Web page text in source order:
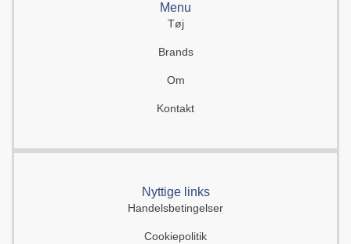
Menu
Tøj
Brands
Om
Kontakt
Nyttige links
Handelsbetingelser
Cookiepolitik